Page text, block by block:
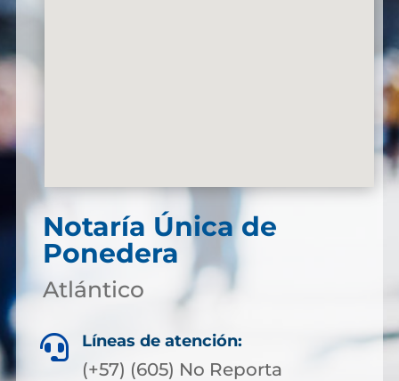
Notaría Única de
Ponedera
Atlántico
 Líneas de atención:
(+57) (605) No Reporta